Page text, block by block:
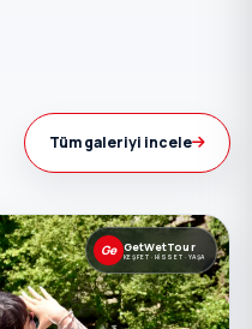
Tüm galeriyi incele
Ge GetWetTour
KEŞFET · HISSET · YAŞA